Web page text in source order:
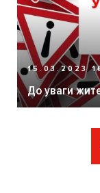
15.03.2023
До уваги